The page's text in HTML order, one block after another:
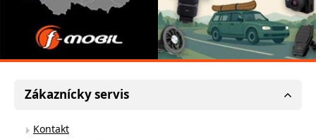
Zákaznícky servis
Kontakt